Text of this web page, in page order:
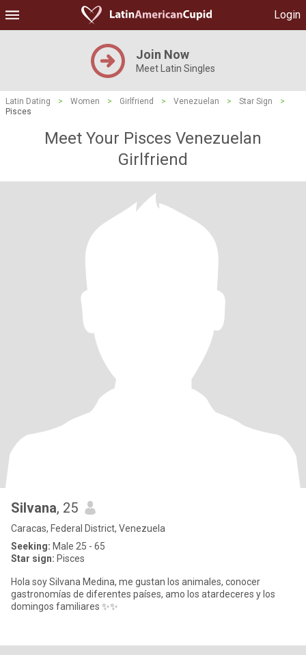
Login
Join Now
Meet Latin Singles
Latin Dating > Women > Girlfriend > Venezuelan > Star Sign
>
Pisces
Meet Your Pisces Venezuelan
Girlfriend
Silvana, 25
Caracas, Federal District, Venezuela
Seeking: Male 25 - 65
Star sign: Pisces
Hola soy Silvana Medina, me gustan los animales, conocer
gastronomías de diferentes países, amo los atardeceres y los
domingos familiares ✨✨